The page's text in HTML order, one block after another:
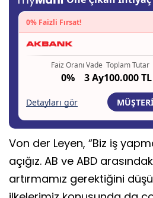
Von der Leyen, “Biz iş
açığız. AB ve ABD
artırmamız gerektiğini